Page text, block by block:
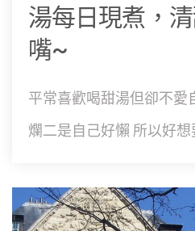
湯每日現煮，
嘴~
平常喜歡喝甜湯但卻不愛
爛二是自己好懶 所以好